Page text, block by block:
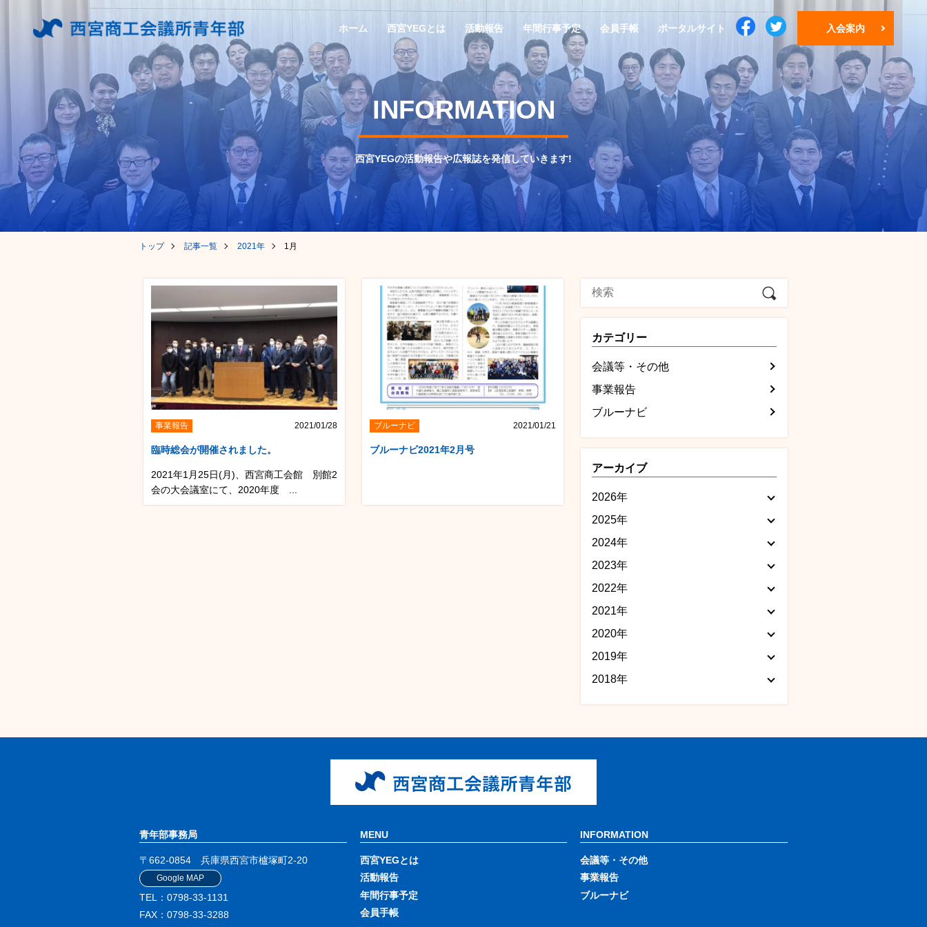
ホーム 西宮YEGとは 活動報告 年間行事予定 会員手帳 ポータルサイト 入会案内
INFORMATION
西宮YEGの活動報告や広報誌を発信していきます!
トップ 記事一覧 2021年 1月
事業報告 2021/01/28
臨時総会が開催されました。
2021年1月25日(月)、西宮商工会館 別館2
会の大会議室にて、2020年度 ...
ブルーナビ 2021/01/21
ブルーナビ2021年2月号
カテゴリー
会議等・その他
事業報告
ブルーナビ
アーカイブ
2026年
2025年
2024年
2023年
2022年
2021年
2020年
2019年
2018年
青年部事務局
〒662-0854 兵庫県西宮市櫨塚町2-20
Google MAP
TEL：0798-33-1131
FAX：0798-33-3288
MENU
西宮YEGとは
活動報告
年間行事予定
会員手帳
INFORMATION
会議等・その他
事業報告
ブルーナビ